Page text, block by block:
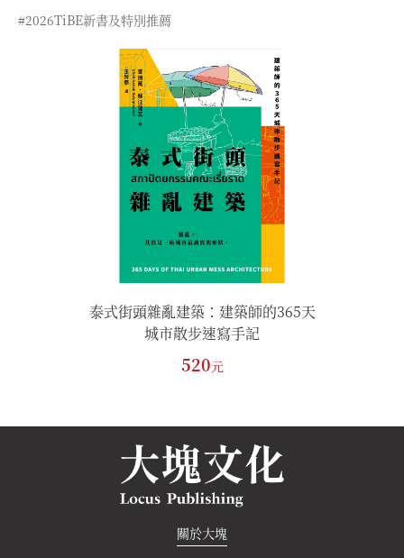
#2026TiBE新書及特別推薦
泰式街頭雜亂建築：建築師的365天
城市散步速寫手記
520元
關於大塊